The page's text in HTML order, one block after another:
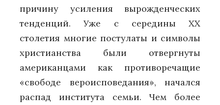
причину усиления вырожденческих
тенденций. Уже с середины ХХ
столетия многие постулаты и символы
христианства были отвергнуты
американцами как противоречащие
«свободе вероисповедания», начался
распад института семьи. Чем более